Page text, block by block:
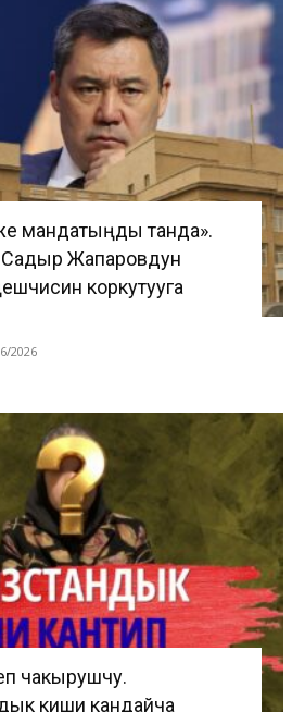
мандатыңды танда».
Садыр Жапаровдун
коркутууга
2026
чакырушчу.
киши кандайча